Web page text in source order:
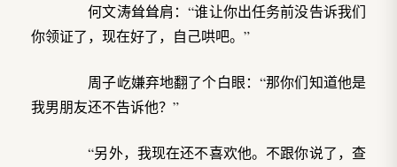
何文涛耸耸肩：“谁让你出任务前没告诉我们
你领证了，现在好了，自己哄吧。”
周子屹嫌弃地翻了个白眼：“那你们知道他是
我男朋友还不告诉他？”
“另外，我现在还不喜欢他。不跟你说了，查